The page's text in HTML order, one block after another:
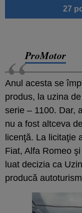
27
ProMotor
Anul acesta se
produs, la uzina
serie – 1100. Dar,
nu a fost altceva
licenţă. La licitaţie
Fiat, Alfa Romeo
luat decizia ca
producă